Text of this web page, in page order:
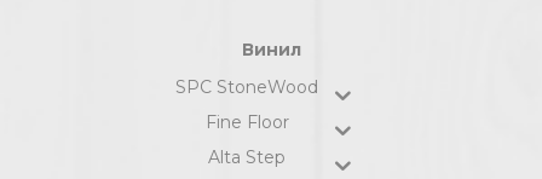
Винил
SPC StoneWood
Fine Floor
Alta Step